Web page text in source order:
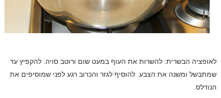
לאופציה הבשרית: להשרות את העוף במעט שום ורוטב סויה. להקפיץ עד
שמתבשל ומשנה את הצבע. להוסיף לגזר והכרוב רגע לפני שמוסיפים את
הנודלס.